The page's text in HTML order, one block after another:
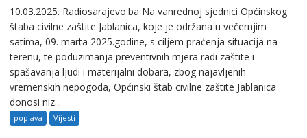
10.03.2025. Radiosarajevo.ba Na vanrednoj sjednici Općinskog
štaba civilne zaštite Jablanica, koje je održana u večernjim
satima, 09. marta 2025.godine, s ciljem praćenja situacija na
terenu, te poduzimanja preventivnih mjera radi zaštite i
spašavanja ljudi i materijalni dobara, zbog najavljenih
vremenskih nepogoda, Općinski štab civilne zaštite Jablanica
donosi niz...
poplava Vijesti